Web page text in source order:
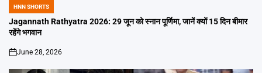
POSTED
IN
HNN SHORTS
Jagannath Rathyatra 2026: 29 जून को स्नान पूर्णिमा, जानें क्यों 15 दिन बीमार
रहेंगे भगवान
on
June 28, 2026